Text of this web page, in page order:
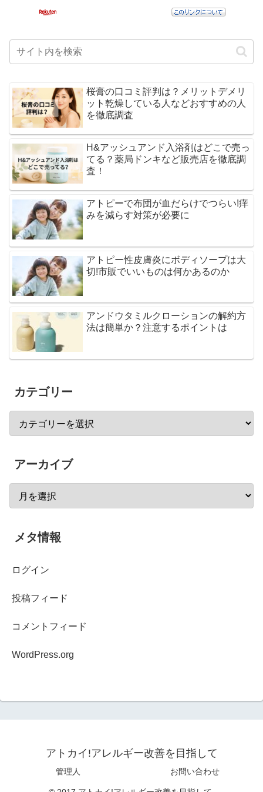
桜膏の口コミ評判は？メリットデメリ
ット乾燥している人などおすすめの人
を徹底調査
H&アッシュアンド入浴剤はどこで売っ
てる？薬局ドンキなど販売店を徹底調
査！
アトピーで布団が血だらけでつらい!痒
みを減らす対策が必要に
アトピー性皮膚炎にボディソープは大
切!市販でいいものは何かあるのか
アンドウタミルクローションの解約方
法は簡単か？注意するポイントは
カテゴリー
アーカイブ
メタ情報
ログイン
投稿フィード
コメントフィード
WordPress.org
アトカイ!アレルギー改善を目指して
管理人 お問い合わせ